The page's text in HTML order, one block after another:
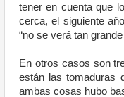
tener en cuenta que
cerca, el siguiente
“no se verá tan
En otros casos son
están las tomaduras
ambas cosas hubo